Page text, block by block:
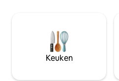
Keuken